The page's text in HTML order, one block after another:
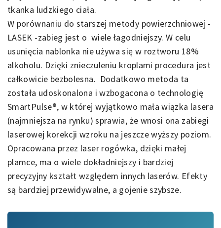
tkanka ludzkiego ciała.
W porównaniu do starszej metody powierzchniowej -
LASEK -zabieg jest o wiele łagodniejszy. W celu
usunięcia nablonka nie używa się w roztworu 18%
alkoholu. Dzięki znieczuleniu kroplami procedura jest
całkowicie bezbolesna. Dodatkowo metoda ta
została udoskonalona i wzbogacona o technologię
SmartPulse®, w której wyjątkowo mała wiązka lasera
(najmniejsza na rynku) sprawia, że wnosi ona zabiegi
laserowej korekcji wzroku na jeszcze wyższy poziom.
Opracowana przez laser rogówka, dzięki małej
plamce, ma o wiele dokładniejszy i bardziej
precyzyjny kształt względem innych laserów. Efekty
są bardziej przewidywalne, a gojenie szybsze.